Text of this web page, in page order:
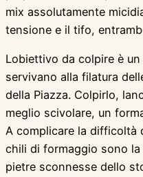
mix assolutamente
tensione e il tifo,
Lobiettivo da colpire è
servivano alla filatura
della Piazza. Colpirlo,
meglio scivolare, un
A complicare la difficoltà
chili di formaggio sono
pietre sconnesse dello